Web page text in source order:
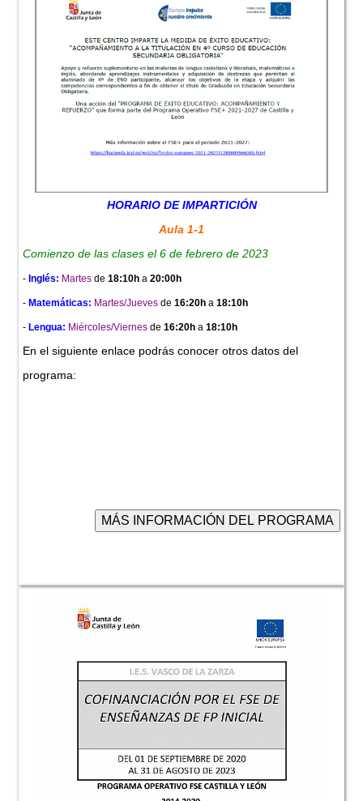
HORARIO DE IMPARTICIÓN
Aula 1-1
Comienzo de las clases el 6 de febrero de 2023
- Inglés: Martes de 18:10h a 20:00h
- Matemáticas: Martes/Jueves de 16:20h a 18:10h
- Lengua: Miércoles/Viernes de 16:20h a 18:10h
En el siguiente enlace podrás conocer otros datos del
programa: